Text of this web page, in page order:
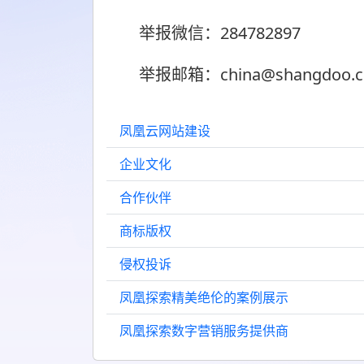
举报微信：284782897
举报邮箱：
凤凰云网站建设
企业文化
合作伙伴
商标版权
侵权投诉
凤凰探索精美绝伦的案例展示
凤凰探索数字营销服务提供商